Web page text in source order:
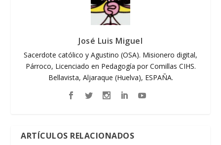
José Luis Miguel
Sacerdote católico y Agustino (OSA). Misionero digital,
Párroco, Licenciado en Pedagogía por Comillas CIHS.
Bellavista, Aljaraque (Huelva), ESPAÑA.
ARTÍCULOS RELACIONADOS